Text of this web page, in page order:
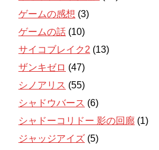
ゲームの感想 (3)
ゲームの話 (10)
サイコブレイク2 (13)
ザンキゼロ (47)
シノアリス (55)
シャドウバース (6)
シャドーコリドー 影の回廊 (1)
ジャッジアイズ (5)